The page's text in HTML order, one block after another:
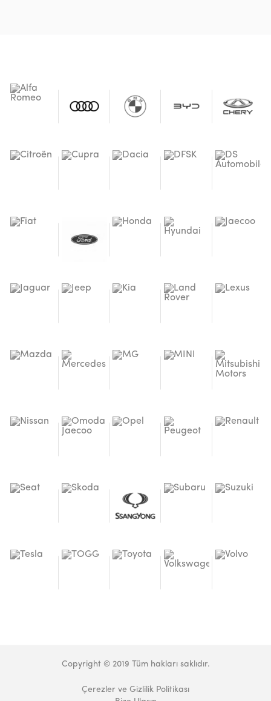
Copyright © 2019 Tüm hakları saklıdır.
Çerezler ve Gizlilik Politikası